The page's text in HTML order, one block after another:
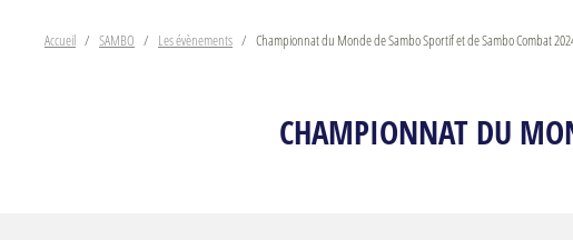
Accueil SAMBO Les évènements Championnat du Monde de Sambo Sportif et de Sambo Combat
CHAMPIONNAT DU